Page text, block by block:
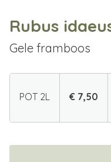
Rubus
Gele framboos
POT 2L € 7,50